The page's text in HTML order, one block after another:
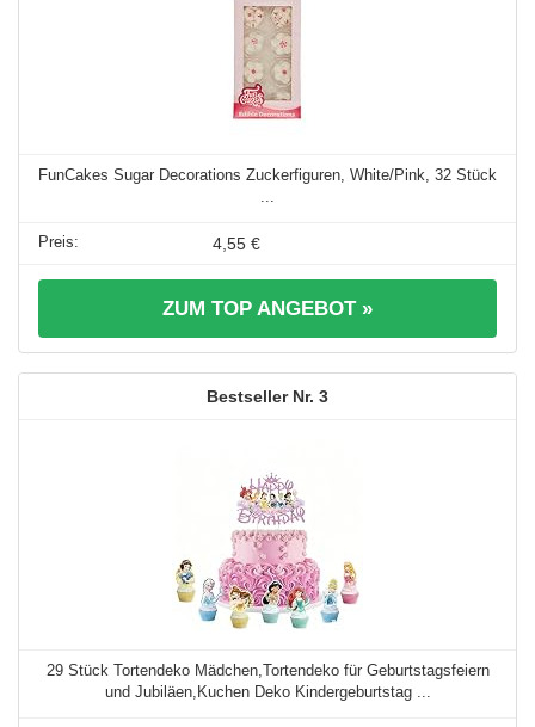
FunCakes Sugar Decorations Zuckerfiguren, White/Pink, 32 Stück
4,55 €
ZUM TOP ANGEBOT »
3
29 Stück Tortendeko Mädchen,Tortendeko für Geburtstagsfeiern
und Jubiläen,Kuchen Deko Kindergeburtstag ...